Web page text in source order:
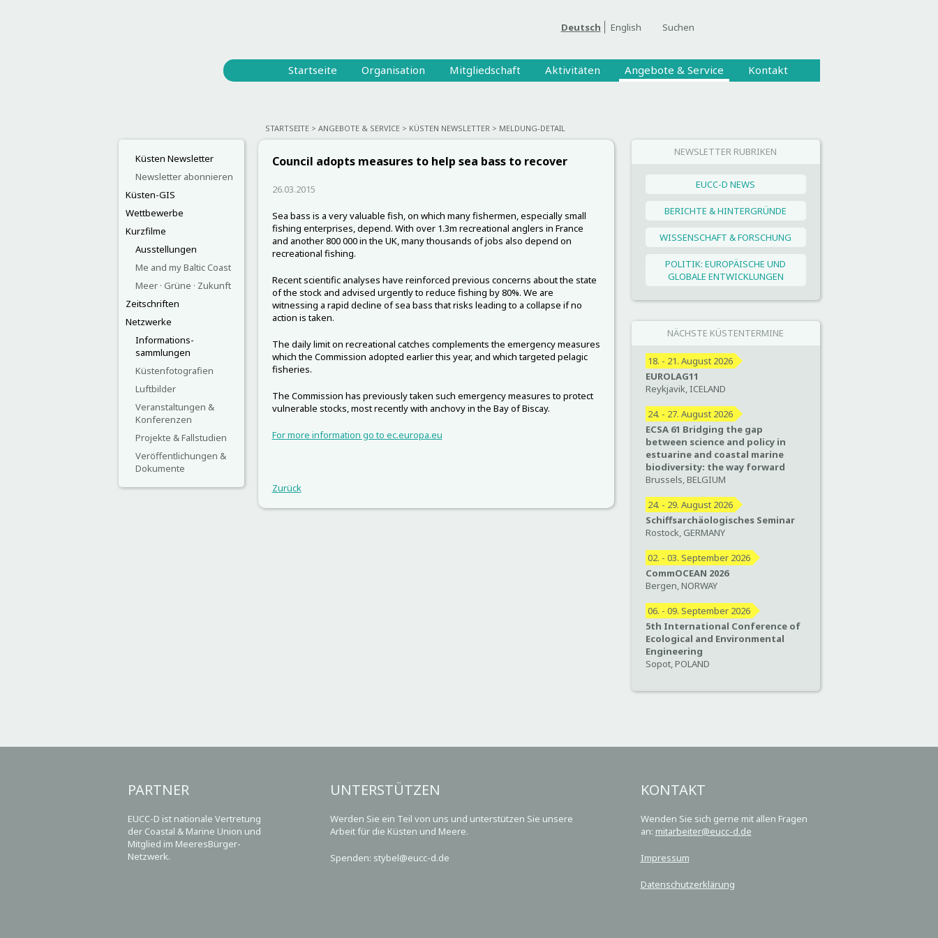
Suchen
Deutsch English
Startseite Organisation Mitgliedschaft Aktivitäten Angebote & Service Kontakt
STARTSEITE ANGEBOTE & SERVICE KÜSTEN NEWSLETTER MELDUNG-DETAIL
Küsten Newsletter
Newsletter abonnieren
Küsten-GIS
Wettbewerbe
Kurzfilme
Ausstellungen
Me and my Baltic Coast
Meer · Grüne · Zukunft
Zeitschriften
Netzwerke
Informations-
sammlungen
Küstenfotografien
Luftbilder
Veranstaltungen &
Konferenzen
Projekte & Fallstudien
Veröffentlichungen &
Dokumente
NEWSLETTER RUBRIKEN
EUCC-D NEWS
BERICHTE & HINTERGRÜNDE
WISSENSCHAFT & FORSCHUNG
POLITIK: EUROPÄISCHE UND
GLOBALE ENTWICKLUNGEN
NÄCHSTE KÜSTENTERMINE
18. - 21. August 2026
EUROLAG11
Reykjavik, ICELAND
24. - 27. August 2026
ECSA 61 Bridging the gap
between science and policy in
estuarine and coastal marine
biodiversity: the way forward
Brussels, BELGIUM
24. - 29. August 2026
Schiffsarchäologisches Seminar
Rostock, GERMANY
02. - 03. September 2026
CommOCEAN 2026
Bergen, NORWAY
06. - 09. September 2026
5th International Conference of
Ecological and Environmental
Engineering
Sopot, POLAND
Council adopts measures to help sea bass to recover
26.03.2015
Sea bass is a very valuable fish, on which many fishermen, especially small
fishing enterprises, depend. With over 1.3m recreational anglers in France
and another 800 000 in the UK, many thousands of jobs also depend on
recreational fishing.
Recent scientific analyses have reinforced previous concerns about the state
of the stock and advised urgently to reduce fishing by 80%. We are
witnessing a rapid decline of sea bass that risks leading to a collapse if no
action is taken.
The daily limit on recreational catches complements the emergency measures
which the Commission adopted earlier this year, and which targeted pelagic
fisheries.
The Commission has previously taken such emergency measures to protect
vulnerable stocks, most recently with anchovy in the Bay of Biscay.
For more information go to ec.europa.eu
Zurück
PARTNER
EUCC-D ist nationale Vertretung
der Coastal & Marine Union und
Mitglied im MeeresBürger-
Netzwerk.
UNTERSTÜTZEN
Werden Sie ein Teil von uns und unterstützen Sie unsere
Arbeit für die Küsten und Meere.
Spenden: stybel@eucc-d.de
KONTAKT
Wenden Sie sich gerne mit allen Fragen
an: mitarbeiter@eucc-d.de
Impressum
Datenschutzerklärung